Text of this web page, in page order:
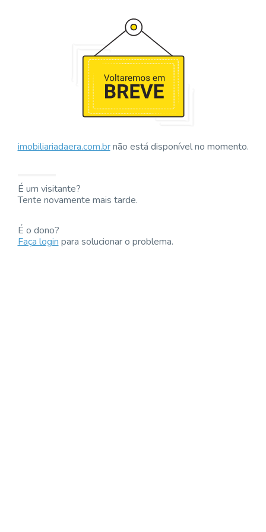
imobiliariadaera.com.brnão está disponível no momento.
É um visitante?
Tente novamente mais tarde.
É o dono?
Faça loginpara solucionar o problema.